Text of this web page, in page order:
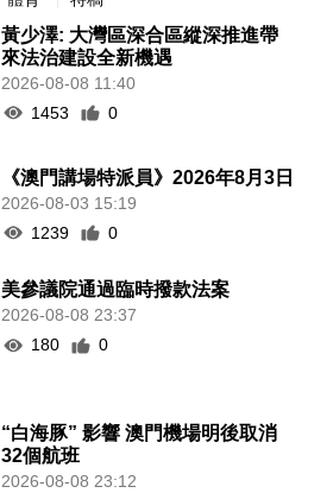
黃少澤: 大灣區深合區縱深推進帶
來法治建設全新機遇
2026-08-08 11:40
1453
0
《澳門講場特派員》2026年8月3日
2026-08-03 15:19
1239
0
美參議院通過臨時撥款法案
2026-08-08 23:37
180
0
“白海豚” 影響 澳門機場明後取消
32個航班
2026-08-08 23:12